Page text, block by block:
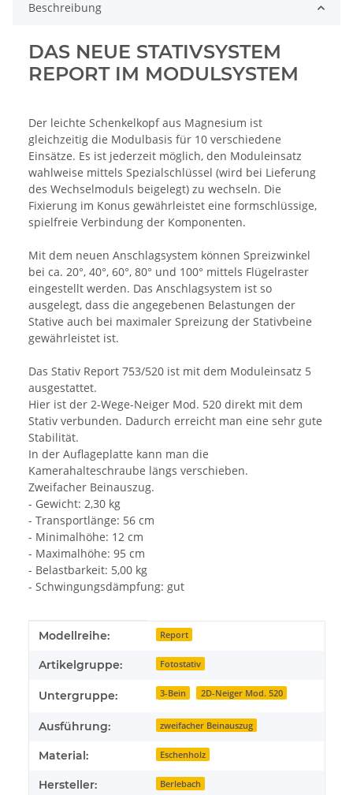
Beschreibung
DAS NEUE STATIVSYSTEM
REPORT IM MODULSYSTEM
Der leichte Schenkelkopf aus Magnesium ist
gleichzeitig die Modulbasis für 10 verschiedene
Einsätze. Es ist jederzeit möglich, den Moduleinsatz
wahlweise mittels Spezialschlüssel (wird bei Lieferung
des Wechselmoduls beigelegt) zu wechseln. Die
Fixierung im Konus gewährleistet eine formschlüssige,
spielfreie Verbindung der Komponenten.
Mit dem neuen Anschlagsystem können Spreizwinkel
bei ca. 20°, 40°, 60°, 80° und 100° mittels Flügelraster
eingestellt werden. Das Anschlagsystem ist so
ausgelegt, dass die angegebenen Belastungen der
Stative auch bei maximaler Spreizung der Stativbeine
gewährleistet ist.
Das Stativ Report 753/520 ist mit dem Moduleinsatz 5
ausgestattet.
Hier ist der 2-Wege-Neiger Mod. 520 direkt mit dem
Stativ verbunden. Dadurch erreicht man eine sehr gute
Stabilität.
In der Auflageplatte kann man die
Kamerahalteschraube längs verschieben.
Zweifacher Beinauszug.
- Gewicht: 2,30 kg
- Transportlänge: 56 cm
- Minimalhöhe: 12 cm
- Maximalhöhe: 95 cm
- Belastbarkeit: 5,00 kg
- Schwingungsdämpfung: gut
Produkteigenschaft
Wert
Modellreihe: Report
Artikelgruppe: Fotostativ
Untergruppe: 3-Bein 2D-Neiger Mod. 520
Ausführung: zweifacher Beinauszug
Material: Eschenholz
Hersteller: Berlebach